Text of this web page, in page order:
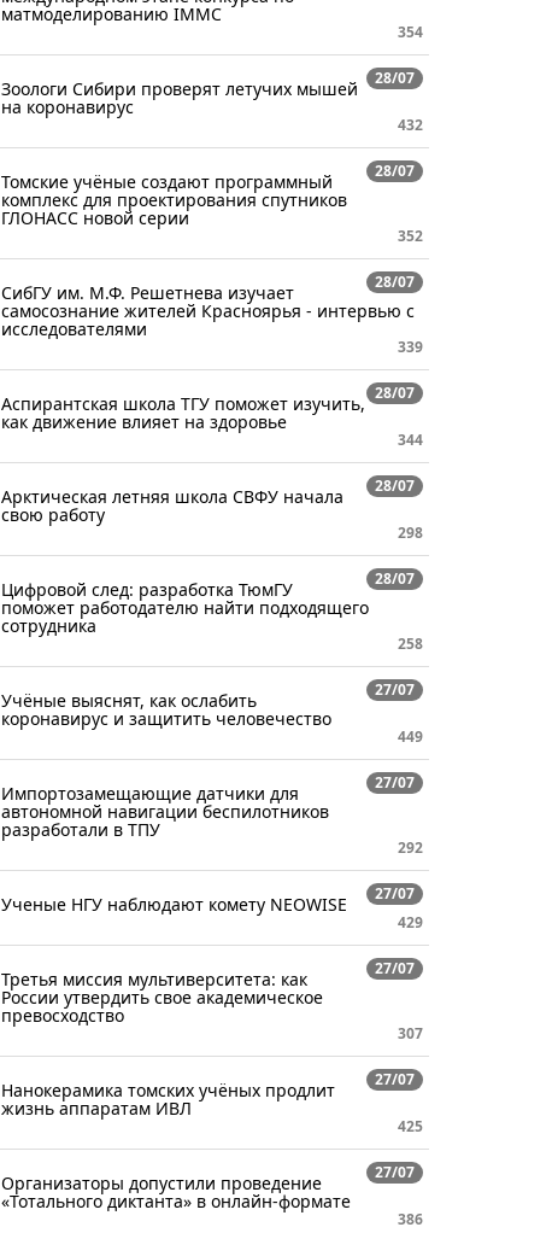
матмоделированию IMMC
354
28/07
Зоологи Сибири проверят летучих мышей
на коронавирус
432
28/07
Томские учёные создают программный
комплекс для проектирования спутников
ГЛОНАСС новой серии
352
28/07
СибГУ им. М.Ф. Решетнева изучает
самосознание жителей Красноярья - интервью с
исследователями
339
28/07
Аспирантская школа ТГУ поможет изучить,
как движение влияет на здоровье
344
28/07
Арктическая летняя школа СВФУ начала
свою работу
298
28/07
Цифровой след: разработка ТюмГУ
поможет работодателю найти подходящего
сотрудника
258
27/07
Учёные выяснят, как ослабить
коронавирус и защитить человечество
449
27/07
Импортозамещающие датчики для
автономной навигации беспилотников
разработали в ТПУ
292
27/07
Ученые НГУ наблюдают комету NEOWISE
429
27/07
Третья миссия мультиверситета: как
России утвердить свое академическое
превосходство
307
27/07
Нанокерамика томских учёных продлит
жизнь аппаратам ИВЛ
425
27/07
Организаторы допустили проведение
«Тотального диктанта» в онлайн-формате
386